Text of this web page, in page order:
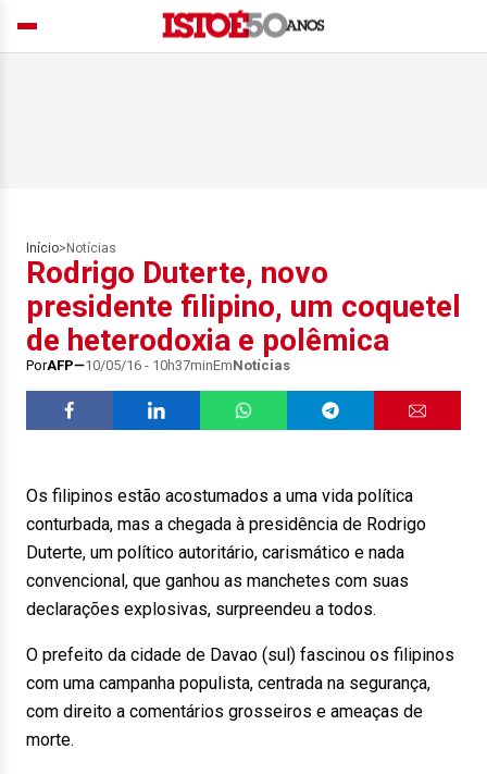
Início> Notícias
Rodrigo Duterte, novo
presidente filipino, um coquetel
de heterodoxia e polêmica
PorAFP 10/05/16 - 10h37minEmNotícias
Os filipinos estão acostumados a uma vida política
conturbada, mas a chegada à presidência de Rodrigo
Duterte, um político autoritário, carismático e nada
convencional, que ganhou as manchetes com suas
declarações explosivas, surpreendeu a todos.
O prefeito da cidade de Davao (sul) fascinou os filipinos
com uma campanha populista, centrada na segurança,
com direito a comentários grosseiros e ameaças de
morte.